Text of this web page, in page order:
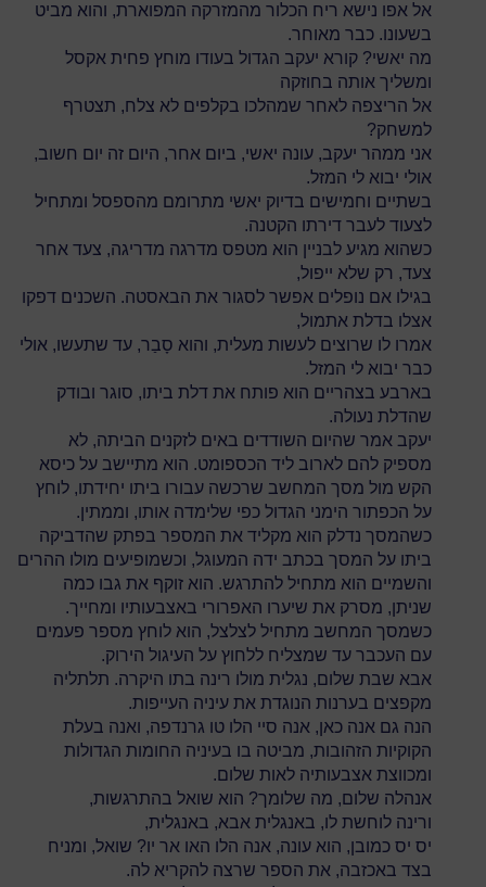
אל אפו נישא ריח הכלור מהמזרקה המפוארת, והוא מביט
בשעונו. כבר מאוחר.
מה יאשי? קורא יעקב הגדול בעודו מוחץ פחית אקסל
ומשליך אותה בחוזקה
אל הריצפה לאחר שמהלכו בקלפים לא צלח, תצטרף
למשחק?
אני ממהר יעקב, עונה יאשי, ביום אחר, היום זה יום חשוב,
אולי יבוא לי המזל.
בשתיים וחמישים בדיוק יאשי מתרומם מהספסל ומתחיל
לצעוד לעבר דירתו הקטנה.
כשהוא מגיע לבניין הוא מטפס מדרגה מדריגה, צעד אחר
צעד, רק שלא ייפול,
בגילו אם נופלים אפשר לסגור את הבאסטה. השכנים דפקו
אצלו בדלת אתמול,
אמרו לו שרוצים לעשות מעלית, והוא סָבַר, עד שתעשו, אולי
כבר יבוא לי המזל.
בארבע בצהריים הוא פותח את דלת ביתו, סוגר ובודק
שהדלת נעולה.
יעקב אמר שהיום השודדים באים לזקנים הביתה, לא
מספיק להם לארוב ליד הכספומט. הוא מתיישב על כיסא
הקש מול מסך המחשב שרכשה עבורו ביתו יחידתו, לוחץ
על הכפתור הימני הגדול כפי שלימדה אותו, וממתין.
כשהמסך נדלק הוא מקליד את המספר בפתק שהדביקה
ביתו על המסך בכתב ידה המעוגל, וכשמופיעים מולו ההרים
והשמיים הוא מתחיל להתרגש. הוא זוקף את גבו כמה
שניתן, מסרק את שיערו האפרורי באצבעותיו ומחייך.
כשמסך המחשב מתחיל לצלצל, הוא לוחץ מספר פעמים
עם העכבר עד שמצליח ללחוץ על העיגול הירוק.
אבא שבת שלום, נגלית מולו רינה בתו היקרה. תלתליה
מקפצים בערנות הנוגדת את עיניה העייפות.
הנה גם אנה כאן, אנה סיי הלו טו גרנדפה, ואנה בעלת
הקוקיות הזהובות, מביטה בו בעיניה החומות הגדולות
ומכווצת אצבעותיה לאות שלום.
אנהלה שלום, מה שלומך? הוא שואל בהתרגשות,
ורינה לוחשת לו, באנגלית אבא, באנגלית,
יס יס כמובן, הוא עונה, אנה הלו האו אר יו? שואל, ומניח
בצד באכזבה, את הספר שרצה להקריא לה.